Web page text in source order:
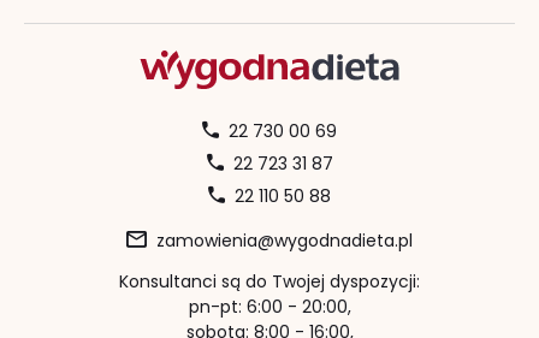
22 730 00 69
22 723 31 87
22 110 50 88
zamowienia@wygodnadieta.pl
Konsultanci są do Twojej dyspozycji:
pn-pt: 6:00 - 20:00,
sobota: 8:00 - 16:00,